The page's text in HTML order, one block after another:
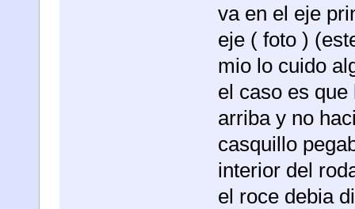
va en el eje
eje ( foto )
mio lo cuido
el caso es
arriba y no
casquillo
interior del
el roce debia